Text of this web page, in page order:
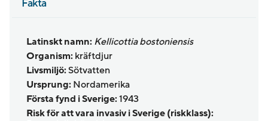
Fakta
Latinskt namn: Kellicottia bostoniensis
Organism: kräftdjur
Livsmiljö:Sötvatten
Ursprung: Nordamerika
Första fynd i Sverige:1943
Risk för att vara invasiv i Sverige (riskklass):